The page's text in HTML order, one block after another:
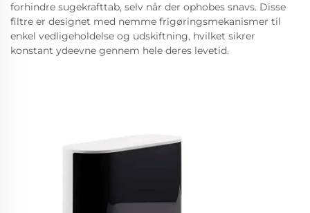
forhindre sugekrafttab, selv når der ophobes snavs. Disse
filtre er designet med nemme frigøringsmekanismer til
enkel vedligeholdelse og udskiftning, hvilket sikrer
konstant ydeevne gennem hele deres levetid.